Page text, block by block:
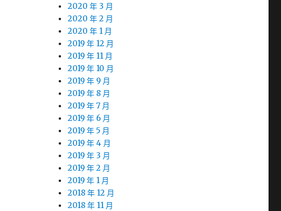
2020 年 3 月
2020 年 2 月
2020 年 1 月
2019 年 12 月
2019 年 11 月
2019 年 10 月
2019 年 9 月
2019 年 8 月
2019 年 7 月
2019 年 6 月
2019 年 5 月
2019 年 4 月
2019 年 3 月
2019 年 2 月
2019 年 1 月
2018 年 12 月
2018 年 11 月